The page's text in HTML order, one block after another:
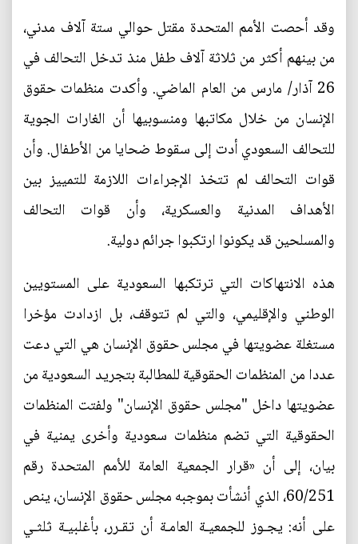
وقد أحصت الأمم المتحدة مقتل حوالي ستة آلاف مدني،
من بينهم أكثر من ثلاثة آلاف طفل منذ تدخل التحالف في
26 آذار/ مارس من العام الماضي. وأكدت منظمات حقوق
الإنسان من خلال مكاتبها ومنسوبيها أن الغارات الجوية
للتحالف السعودي أدت إلى سقوط ضحايا من الأطفال. وأن
قوات التحالف لم تتخذ الإجراءات اللازمة للتمييز بين
الأهداف المدنية والعسكرية، وأن قوات التحالف
والمسلحين قد يكونوا ارتكبوا جرائم دولية.
هذه الانتهاكات التي ترتكبها السعودية على المستويين
الوطني والإقليمي، والتي لم تتوقف، بل ازدادت مؤخرا
مستغلة عضويتها في مجلس حقوق الإنسان هي التي دعت
عددا من المنظمات الحقوقية للمطالبة بتجريد السعودية من
عضويتها داخل "مجلس حقوق الإنسان" ولفتت المنظمات
الحقوقية التي تضم منظمات سعودية وأخرى يمنية في
بيان، إلى أن «قرار الجمعية العامة للأمم المتحدة رقم
60/251، الذي أنشأت بموجبه مجلس حقوق الإنسان، ينص
على أنه: يجـوز للجمعيـة العامـة أن تقـرر، بأغلبيـة ثلثـي